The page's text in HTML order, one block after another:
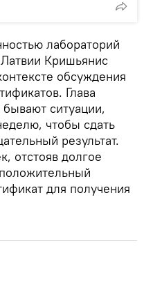
лабораторий
Кришьянис
обсуждения
Глава
бывают ситуации,
чтобы сдать
результат.
отстояв долгое
для получения